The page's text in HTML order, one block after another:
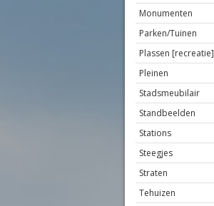
Monumenten
Parken/Tuinen
Plassen [recreatie]
Pleinen
Stadsmeubilair
Standbeelden
Stations
Steegjes
Straten
Tehuizen